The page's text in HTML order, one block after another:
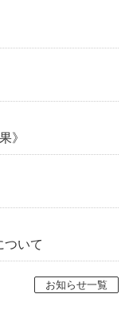
》
いて
お知らせ一覧